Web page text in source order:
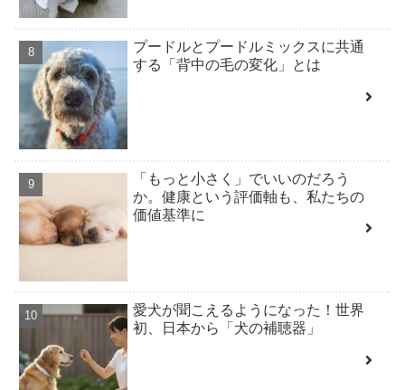
プードルとプードルミックスに共通
する「背中の毛の変化」とは
「もっと小さく」でいいのだろう
か。健康という評価軸も、私たちの
価値基準に
愛犬が聞こえるようになった！世界
初、日本から「犬の補聴器」